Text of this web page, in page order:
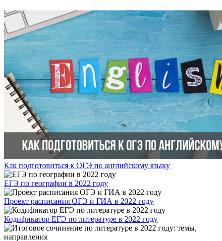
Как подготовиться к ОГЭ по английскому языку
ЕГЭ по географии в 2022 году
Проект расписания ОГЭ и ГИА в 2022 году
Кодификатор ЕГЭ по литературе в 2022 году